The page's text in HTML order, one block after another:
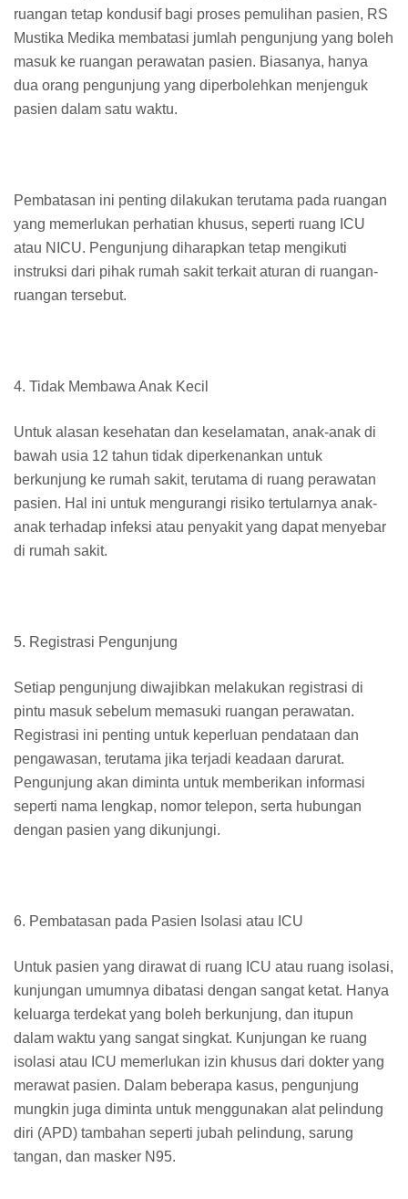
ruangan tetap kondusif bagi proses pemulihan pasien, RS
Mustika Medika membatasi jumlah pengunjung yang boleh
masuk ke ruangan perawatan pasien. Biasanya, hanya
dua orang pengunjung yang diperbolehkan menjenguk
pasien dalam satu waktu.
Pembatasan ini penting dilakukan terutama pada ruangan
yang memerlukan perhatian khusus, seperti ruang ICU
atau NICU. Pengunjung diharapkan tetap mengikuti
instruksi dari pihak rumah sakit terkait aturan di ruangan-
ruangan tersebut.
4. Tidak Membawa Anak Kecil
Untuk alasan kesehatan dan keselamatan, anak-anak di
bawah usia 12 tahun tidak diperkenankan untuk
berkunjung ke rumah sakit, terutama di ruang perawatan
pasien. Hal ini untuk mengurangi risiko tertularnya anak-
anak terhadap infeksi atau penyakit yang dapat menyebar
di rumah sakit.
5. Registrasi Pengunjung
Setiap pengunjung diwajibkan melakukan registrasi di
pintu masuk sebelum memasuki ruangan perawatan.
Registrasi ini penting untuk keperluan pendataan dan
pengawasan, terutama jika terjadi keadaan darurat.
Pengunjung akan diminta untuk memberikan informasi
seperti nama lengkap, nomor telepon, serta hubungan
dengan pasien yang dikunjungi.
6. Pembatasan pada Pasien Isolasi atau ICU
Untuk pasien yang dirawat di ruang ICU atau ruang isolasi,
kunjungan umumnya dibatasi dengan sangat ketat. Hanya
keluarga terdekat yang boleh berkunjung, dan itupun
dalam waktu yang sangat singkat. Kunjungan ke ruang
isolasi atau ICU memerlukan izin khusus dari dokter yang
merawat pasien. Dalam beberapa kasus, pengunjung
mungkin juga diminta untuk menggunakan alat pelindung
diri (APD) tambahan seperti jubah pelindung, sarung
tangan, dan masker N95.